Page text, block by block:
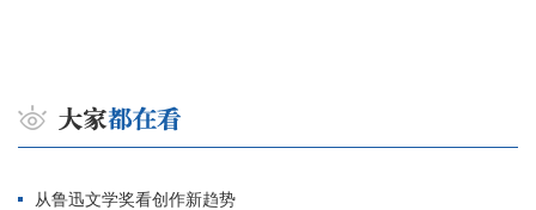
从鲁迅文学奖看创作新趋势